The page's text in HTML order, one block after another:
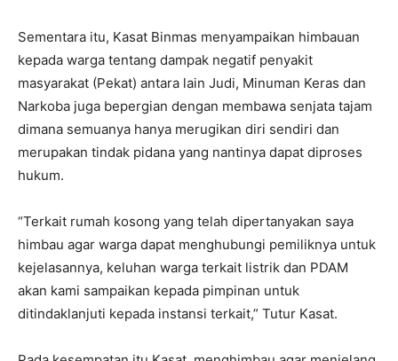
Sementara itu, Kasat Binmas menyampaikan himbauan
kepada warga tentang dampak negatif penyakit
masyarakat (Pekat) antara lain Judi, Minuman Keras dan
Narkoba juga bepergian dengan membawa senjata tajam
dimana semuanya hanya merugikan diri sendiri dan
merupakan tindak pidana yang nantinya dapat diproses
hukum.
“Terkait rumah kosong yang telah dipertanyakan saya
himbau agar warga dapat menghubungi pemiliknya untuk
kejelasannya, keluhan warga terkait listrik dan PDAM
akan kami sampaikan kepada pimpinan untuk
ditindaklanjuti kepada instansi terkait,” Tutur Kasat.